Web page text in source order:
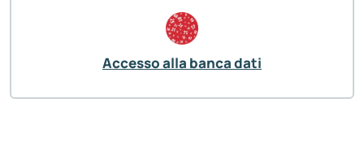
Accesso alla banca dati